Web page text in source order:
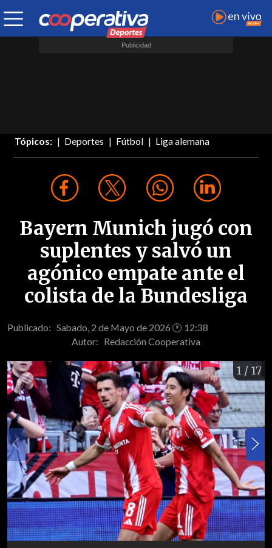
Tópicos: Deportes Fútbol Liga alemana
Bayern Munich jugó con
suplentes y salvó un
agónico empate ante el
colista de la Bundesliga
Publicado: Sabado, 2 de Mayo de 2026 🕐 12:38
Autor: Redacción Cooperativa
1 / 17